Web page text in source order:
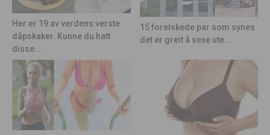
Her er 19 av verdens verste
dåpskaker. Kunne du hatt
disse...
15 forelskede par som synes
det er greit å sexe ute...